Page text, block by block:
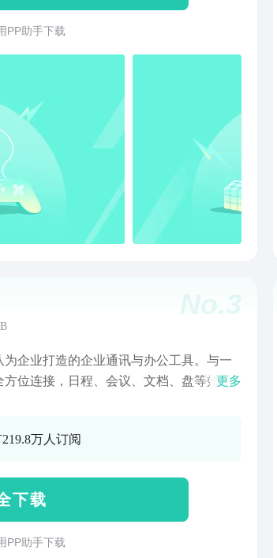
速查看个人薪资单 7.避免代打卡：一个
，员工更换新设备需主管审批，有效规避
管理：经理可快速审核员工请假加班出差
可定位考勤点，员工在规定区域内打卡
常统计：通过报表直观查看部门工时状
，
语、日语、德语、法语和泰语。
PP助手下载
No.3
为企业打造的企业通讯与办公工具。与一
方位连接，日程、会议、文档、盘等效率
邦快递、长安汽车等百万知名企业组织
沟通体验，简单易用。【信息沉淀】电脑
实时同步，并云端保存。【高效沟通】发
方的已读未读状态，沟通工作更高效。
持批量导入员工信息并统一管理，找同事
更多
万人订阅
下 载
PP助手下载